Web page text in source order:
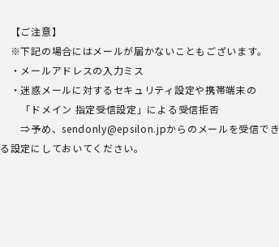
【ご注意】
※下記の場合にはメールが届かないこともございます。
・メールアドレスの入力ミス
・迷惑メールに対するセキュリティ設定や携帯端末の
「ドメイン 指定受信設定」による受信拒否
⇒予め、sendonly@epsilon.jpからのメールを受信でき
る設定にしておいてください。